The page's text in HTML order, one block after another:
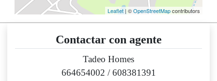
Leaflet | ©OpenStreetMapcontributors
Contactar con agente
Tadeo Homes
664654002 /608381391